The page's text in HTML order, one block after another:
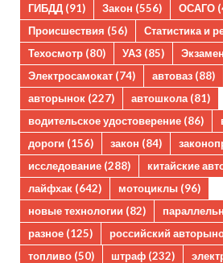
ГИБДД (91) Закон (556) ОСАГО
Происшествия (56) Статистика и
Техосмотр (80) УАЗ (85) Экзамен
Электросамокат (74) автоваз (88)
авторынок (227) автошкола (81)
водительское удостоверение (86)
дороги (156) закон (84)
исследование (288) китайские
лайфхак (642) мотоциклы (96)
новые технологии (82)
разное (125) российский
топливо (50) штраф (232)